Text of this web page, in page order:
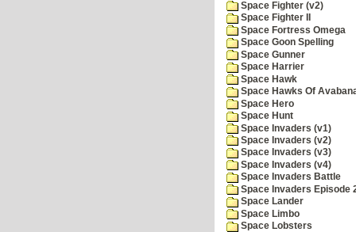
Space Fighter (v2)
Space Fighter II
Space Fortress Omega
Space Goon Spelling
Space Gunner
Space Harrier
Space Hawk
Space Hawks Of
Space Hero
Space Hunt
Space Invaders (v1)
Space Invaders (v2)
Space Invaders (v3)
Space Invaders (v4)
Space Invaders Battle
Space Invaders Episode
Space Lander
Space Limbo
Space Lobsters